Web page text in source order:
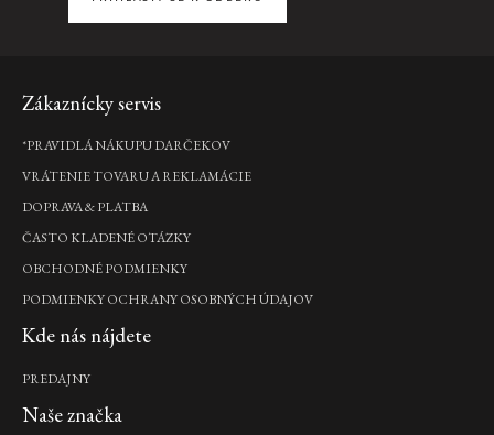
Zápätie
Zákaznícky servis
*PRAVIDLÁ NÁKUPU DARČEKOV
VRÁTENIE TOVARU A REKLAMÁCIE
DOPRAVA & PLATBA
ČASTO KLADENÉ OTÁZKY
OBCHODNÉ PODMIENKY
PODMIENKY OCHRANY OSOBNÝCH ÚDAJOV
Kde nás nájdete
PREDAJNY
Naše značka